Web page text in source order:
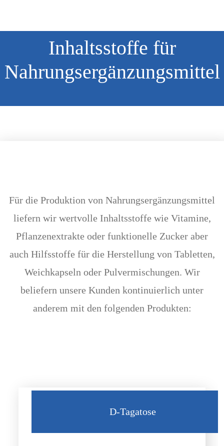
Inhaltsstoffe für
Nahrungsergänzungsmittel
Für die Produktion von Nahrungsergänzungsmittel
liefern wir wertvolle Inhaltsstoffe wie Vitamine,
Pflanzenextrakte oder funktionelle Zucker aber
auch Hilfsstoffe für die Herstellung von Tabletten,
Weichkapseln oder Pulvermischungen. Wir
beliefern unsere Kunden kontinuierlich unter
anderem mit den folgenden Produkten:
D-Tagatose